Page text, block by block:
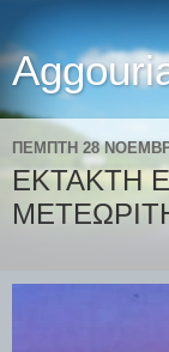
ΠΈΜΠΤΗ 28
ΕΚΤΑΚΤΗ